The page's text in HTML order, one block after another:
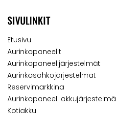
SIVULINKIT
Etusivu
Aurinkopaneelit
Aurinkopaneelijärjestelmät
Aurinkosähköjärjestelmät
Reservimarkkina
Aurinkopaneeli akkujärjestelmä
Kotiakku